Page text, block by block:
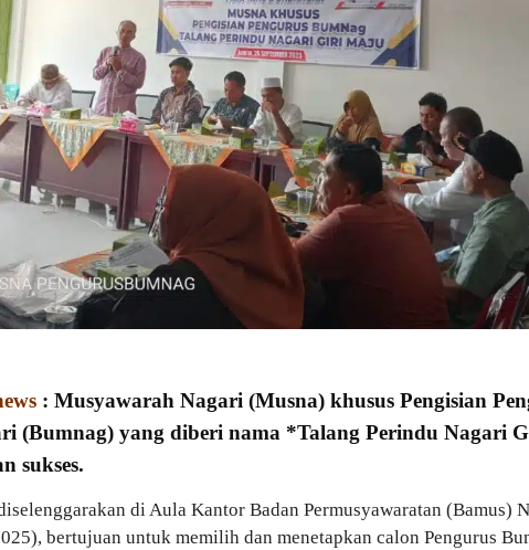
: Musyawarah Nagari (Musna) khusus Pengisian
(Bumnag) yang diberi nama *Talang Perindu Nagari
sukses.
di Aula Kantor Badan Permusyawaratan (Bamus)
bertujuan untuk memilih dan menetapkan calon Pengurus